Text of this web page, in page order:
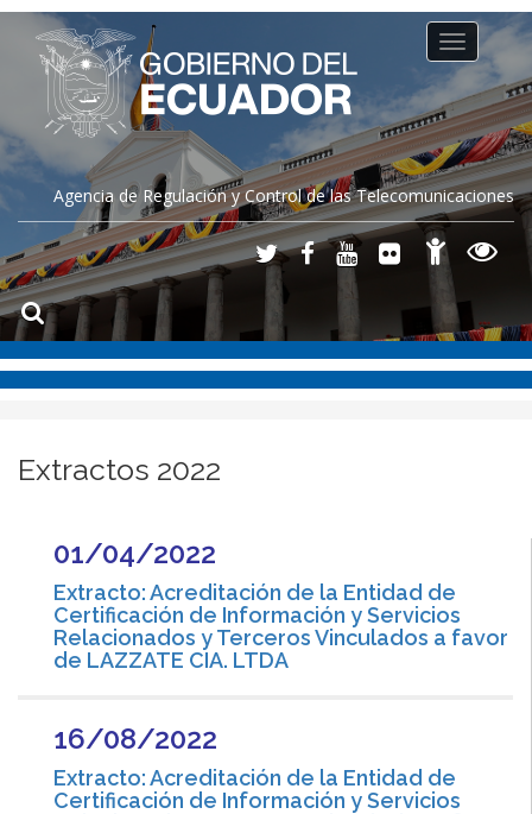
Agencia de Regulación y Control de las Telecomunicaciones
Toggle
navigation
Extractos 2022
01/04/2022
Extracto: Acreditación de la Entidad de
Certificación de Información y Servicios
Relacionados y Terceros Vinculados a favor
de LAZZATE CIA. LTDA
16/08/2022
Extracto: Acreditación de la Entidad de
Certificación de Información y Servicios